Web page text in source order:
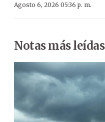
Agosto 6, 2026 05:36 p. m.
Notas más leídas